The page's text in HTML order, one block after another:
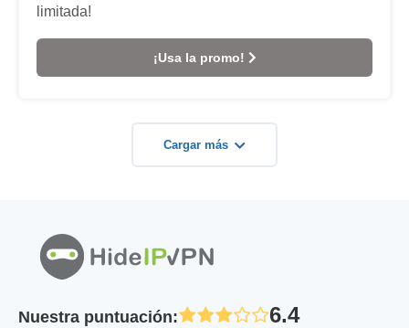
limitada!
¡Usa la promo!
Cargar más
Nuestra puntuación: 6.4